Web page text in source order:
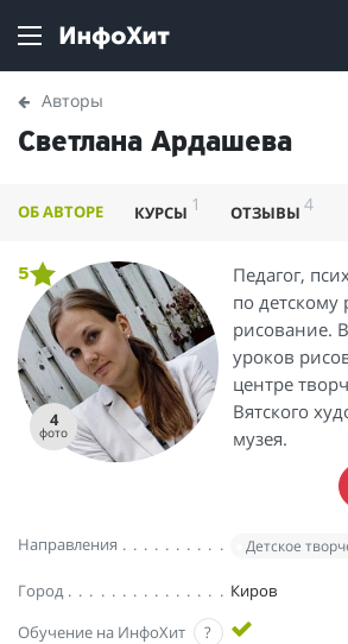
Авторы
Светлана Ардашева
ОБ АВТОРЕ КУРСЫ 1 ОТЗЫВЫ4
4
фото
5
Педагог,
по детскому
рисование.
уроков
центре
Вятского
музея.
Направления Детское
Город
Киров
Обучение на ИнфоХит
?